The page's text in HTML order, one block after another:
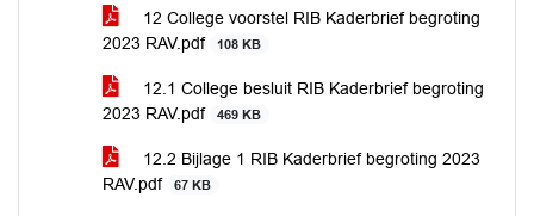
12 College voorstel RIB Kaderbrief begroting
2023 RAV.pdf
108 KB
12.1 College besluit RIB Kaderbrief begroting
2023 RAV.pdf
469 KB
12.2 Bijlage 1 RIB Kaderbrief begroting 2023
RAV.pdf
67 KB